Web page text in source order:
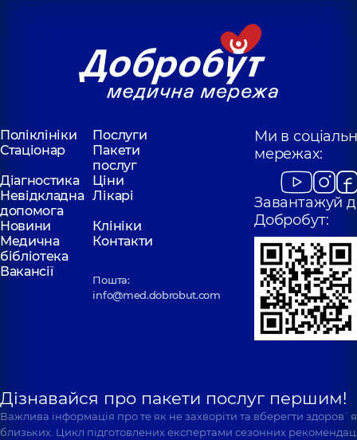
Поліклініки
Послуги
Стаціонар
Пакети
послуг
Діагностика
Ціни
Невідкладна
допомога
Лікарі
Новини
Клініки
Медична
бібліотека
Контакти
Вакансії
Пошта:
info@med.dobrobut.com
Ми в
мережах:
Завантажуй
Добробут:
Дізнавайся про пакети послуг першим!
Важлива інформація про те як не захворіти та вберегти
близьких. Цикл підготовлених експертами сезонних